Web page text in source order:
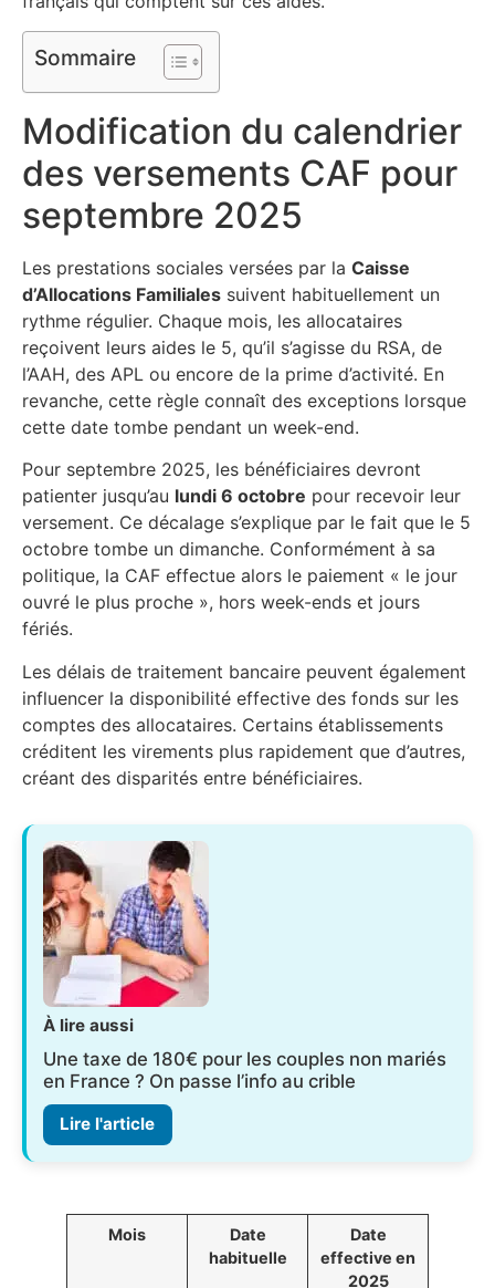
Sommaire
Modification du calendrier
des versements CAF pour
septembre 2025
Les prestations sociales versées par la Caisse
d’Allocations Familiales suivent habituellement un
rythme régulier. Chaque mois, les allocataires
reçoivent leurs aides le 5, qu’il s’agisse du RSA, de
l’AAH, des APL ou encore de la prime d’activité. En
revanche, cette règle connaît des exceptions lorsque
cette date tombe pendant un week-end.
Pour septembre 2025, les bénéficiaires devront
patienter jusqu’au lundi 6 octobre pour recevoir leur
versement. Ce décalage s’explique par le fait que le 5
octobre tombe un dimanche. Conformément à sa
politique, la CAF effectue alors le paiement « le jour
ouvré le plus proche », hors week-ends et jours
fériés.
Les délais de traitement bancaire peuvent également
influencer la disponibilité effective des fonds sur les
comptes des allocataires. Certains établissements
créditent les virements plus rapidement que d’autres,
créant des disparités entre bénéficiaires.
À lire aussi
Une taxe de 180€ pour les couples non mariés
en France ? On passe l’info au crible
Lire l'article
Mois
Date
habituelle
Date
effective en
2025